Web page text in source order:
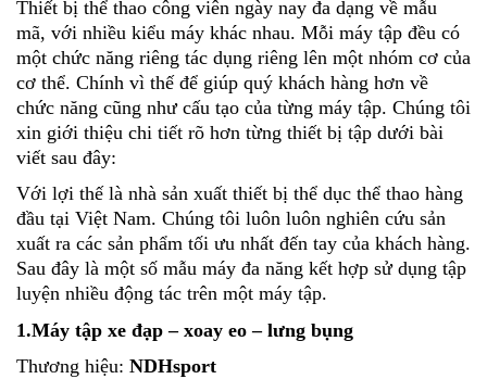
Thiết bị thể thao công viên ngày nay đa dạng về mẫu
mã, với nhiều kiểu máy khác nhau. Mỗi máy tập đều có
một chức năng riêng tác dụng riêng lên một nhóm cơ của
cơ thể. Chính vì thế để giúp quý khách hàng hơn về
chức năng cũng như cấu tạo của từng máy tập. Chúng tôi
xin giới thiệu chi tiết rõ hơn từng thiết bị tập dưới bài
viết sau đây:
Với lợi thế là nhà sản xuất thiết bị thể dục thể thao hàng
đầu tại Việt Nam. Chúng tôi luôn luôn nghiên cứu sản
xuất ra các sản phẩm tối ưu nhất đến tay của khách hàng.
Sau đây là một số mẫu máy đa năng kết hợp sử dụng tập
luyện nhiều động tác trên một máy tập.
1.Máy tập xe đạp – xoay eo – lưng bụng
Thương hiệu: NDHsport